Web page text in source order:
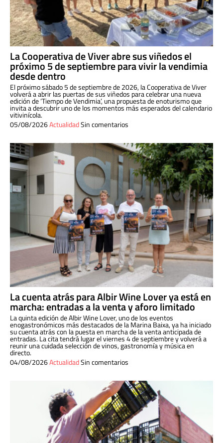
La Cooperativa de Viver abre sus viñedos el
próximo 5 de septiembre para vivir la vendimia
desde dentro
El próximo sábado 5 de septiembre de 2026, la Cooperativa de Viver
volverá a abrir las puertas de sus viñedos para celebrar una nueva
edición de ‘Tiempo de Vendimia’, una propuesta de enoturismo que
invita a descubrir uno de los momentos más esperados del calendario
vitivinícola.
05/08/2026ActualidadSin comentarios
La cuenta atrás para Albir Wine Lover ya está en
marcha: entradas a la venta y aforo limitado
La quinta edición de Albir Wine Lover, uno de los eventos
enogastronómicos más destacados de la Marina Baixa, ya ha iniciado
su cuenta atrás con la puesta en marcha de la venta anticipada de
entradas. La cita tendrá lugar el viernes 4 de septiembre y volverá a
reunir una cuidada selección de vinos, gastronomía y música en
directo.
04/08/2026ActualidadSin comentarios